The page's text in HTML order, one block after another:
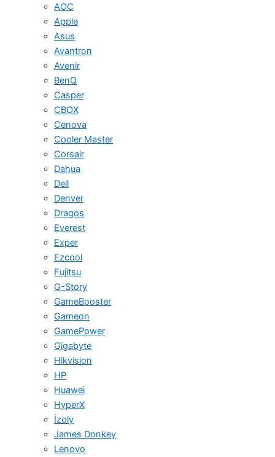
AOC
Apple
Asus
Avantron
Avenir
BenQ
Casper
CBOX
Cenova
Cooler Master
Corsair
Dahua
Dell
Denver
Dragos
Everest
Exper
Ezcool
Fujitsu
G-Story
GameBooster
Gameon
GamePower
Gigabyte
Hikvision
HP
Huawei
HyperX
İzoly
James Donkey
Lenovo